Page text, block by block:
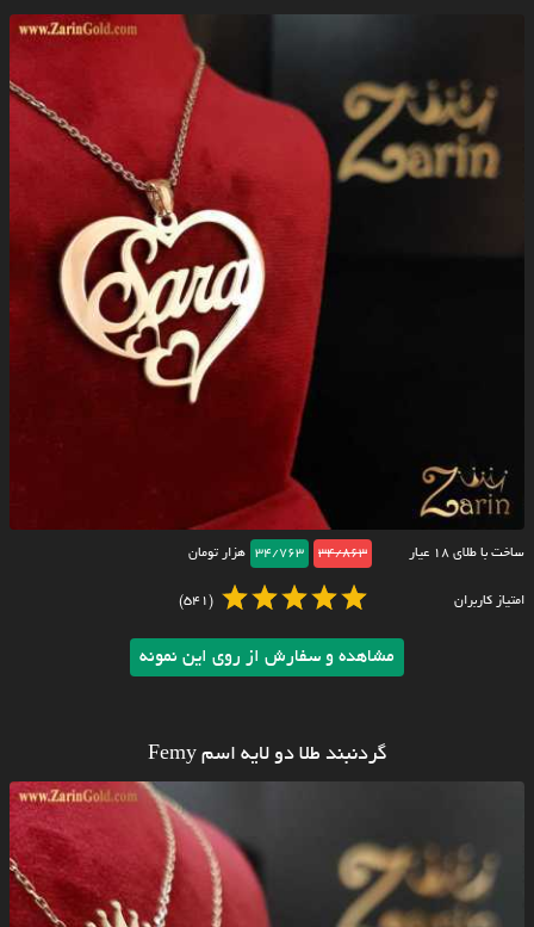
ساخت با طلای ۱۸ عیار 34/863
34/763 هزار تومان
امتیاز کاربران (541)
مشاهده و سفارش از روی این نمونه
گردنبند طلا دو لایه اسم Femy